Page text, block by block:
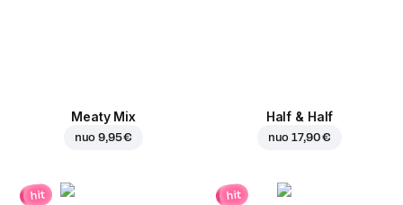
Meaty Mix
nuo9,95 €
Half & Half
nuo17,90 €
hit hit